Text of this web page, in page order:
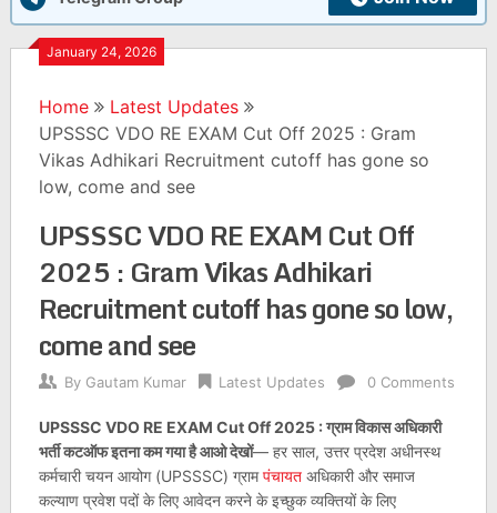
January 24, 2026
Home
Latest Updates
UPSSSC VDO RE EXAM Cut Off 2025 : Gram
Vikas Adhikari Recruitment cutoff has gone so
low, come and see
UPSSSC VDO RE EXAM Cut Off
2025 : Gram Vikas Adhikari
Recruitment cutoff has gone so low,
come and see
By Gautam Kumar Latest Updates 0 Comments
UPSSSC VDO RE EXAM Cut Off 2025 : ग्राम विकास अधिकारी
भर्ती कटऑफ इतना कम गया है आओ देखों— हर साल, उत्तर प्रदेश अधीनस्थ
कर्मचारी चयन आयोग (UPSSSC) ग्रामपंचायतअधिकारी और समाज
कल्याण प्रवेश पदों के लिए आवेदन करने के इच्छुक व्यक्तियों के लिए